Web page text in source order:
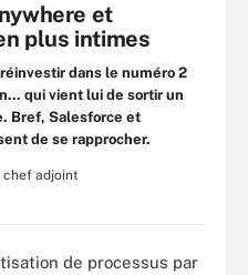
et
plus intimes
dans le numéro 2
qui vient lui de sortir un
Bref, Salesforce et
de se rapprocher.
chef adjoint
de processus par